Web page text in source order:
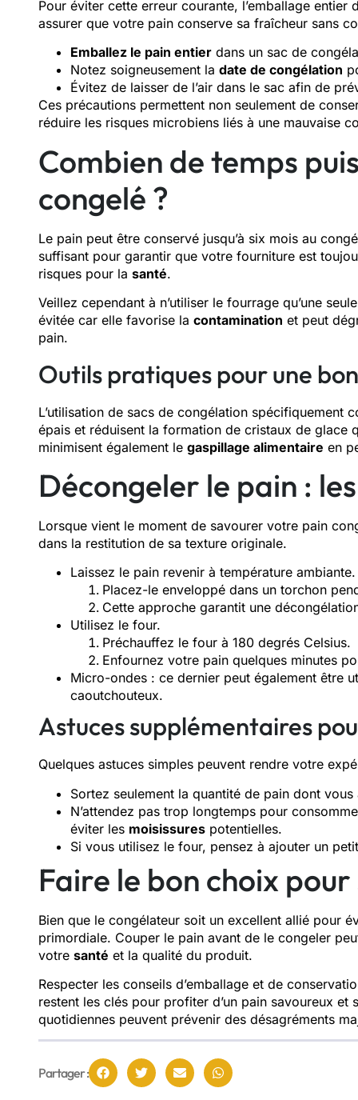
Pour éviter cette erreur courante, l’emballage
assurer que votre pain conserve sa fraîcheur sans
Emballez le pain entier dans un sac de
Notez soigneusement la date de congélation
Évitez de laisser de l’air dans le sac afin de
Ces précautions permettent non seulement de
réduire les risques microbiens liés à une mauvaise
Combien de temps
congelé ?
Le pain peut être conservé jusqu’à six mois au
suffisant pour garantir que votre fourniture est
risques pour la santé.
Veillez cependant à n’utiliser le fourrage qu’une
évitée car elle favorise la contamination et peut
pain.
Outils pratiques pour une
L’utilisation de sacs de congélation spécifiquement
épais et réduisent la formation de cristaux de glace
minimisent également le gaspillage alimentaire en
Décongeler le pain :
Lorsque vient le moment de savourer votre pain
dans la restitution de sa texture originale.
Laissez le pain revenir à température ambiante.
Placez-le enveloppé dans un torchon
Cette approche garantit une
Utilisez le four.
Préchauffez le four à 180 degrés Celsius.
Enfournez votre pain quelques minutes
Micro-ondes : ce dernier peut également être
caoutchouteux.
Astuces supplémentaires
Quelques astuces simples peuvent rendre votre
Sortez seulement la quantité de pain dont
N’attendez pas trop longtemps pour
éviter les moisissures potentielles.
Si vous utilisez le four, pensez à ajouter un
Faire le bon choix
Bien que le congélateur soit un excellent allié pour
primordiale. Couper le pain avant de le congeler
votre santé et la qualité du produit.
Respecter les conseils d’emballage et de
restent les clés pour profiter d’un pain savoureux
quotidiennes peuvent prévenir des désagréments
Partager :